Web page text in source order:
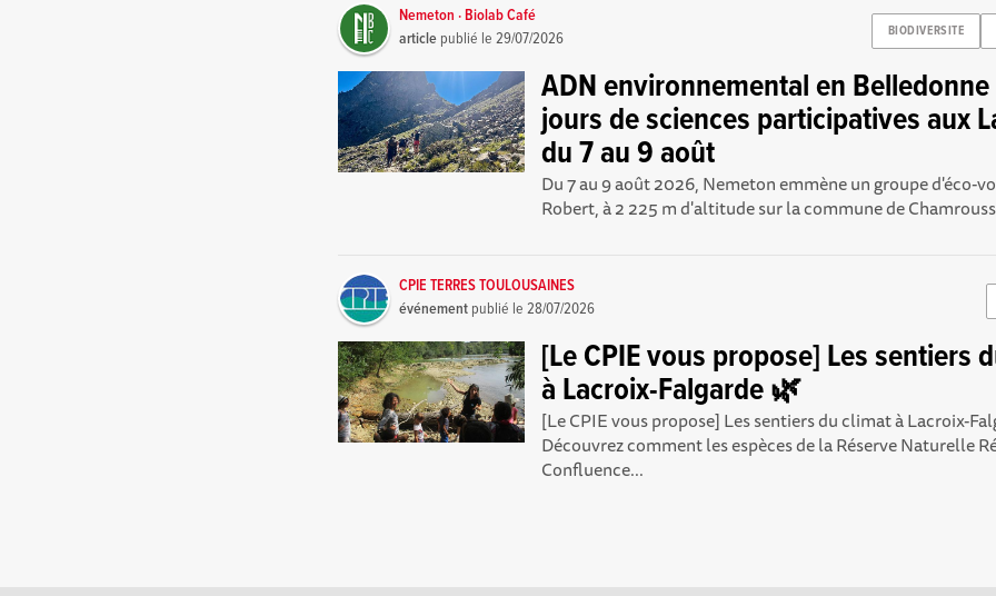
BIODIVERSITE
Nemeton · Biolab Café
article publié le29/07/2026
ADN environnemental en
jours de sciences participatives aux
du 7 au 9 août
Du 7 au 9 août 2026, Nemeton emmène un groupe d'éco-
Robert, à 2 225 m d'altitude sur la commune de
CPIE TERRES TOULOUSAINES
événement publié le28/07/2026
[Le CPIE vous propose] Les sentiers
à Lacroix-Falgarde 🌿
[Le CPIE vous propose] Les sentiers du climat à Lacroix-
Découvrez comment les espèces de la Réserve Naturelle
Confluence...